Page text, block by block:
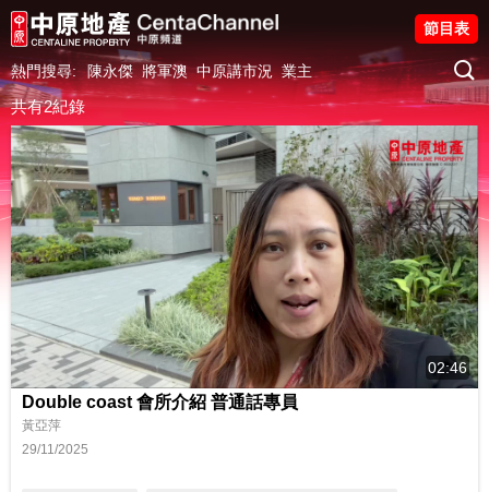
熱門搜尋: 陳永傑 將軍澳 中原講市況 業主
節目表
共有2紀錄
02:46
Double coast 會所介紹 普通話專員
黃亞萍
29/11/2025